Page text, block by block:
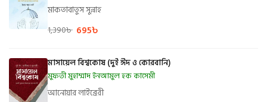
মাকতাবাতুস সুন্নাহ
1,390৳ 695৳
মাসায়েল বিশ্বকোষ (দুই ঈদ ও কোরবানি)
মুফতী মুহাম্মাদ ইনআমুল হক কাসেমী
আনোয়ার লাইব্রেরী